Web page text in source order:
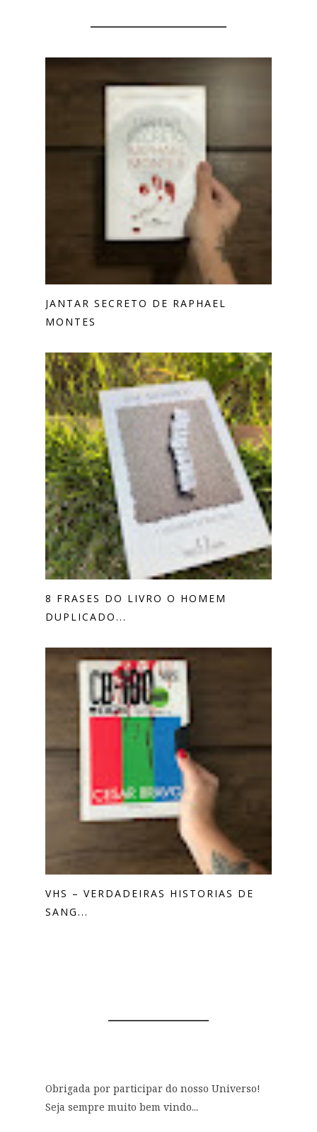
JANTAR SECRETO DE RAPHAEL
MONTES
8 FRASES DO LIVRO O HOMEM
DUPLICADO...
VHS – VERDADEIRAS HISTORIAS DE
SANG...
Obrigada por participar do nosso Universo!
Seja sempre muito bem vindo...